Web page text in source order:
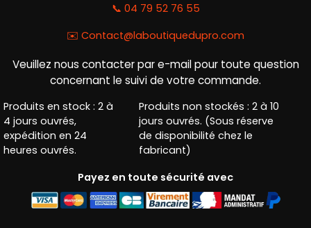
📞 04 79 52 76 55
✉️ Contact@laboutiquedupro.com
Veuillez nous contacter par e-mail pour toute question
concernant le suivi de votre commande.
Produits en stock : 2 à
4 jours ouvrés,
expédition en 24
heures ouvrés.
Produits non stockés : 2 à 10
jours ouvrés. (Sous réserve
de disponibilité chez le
fabricant)
Payez en toute sécurité avec